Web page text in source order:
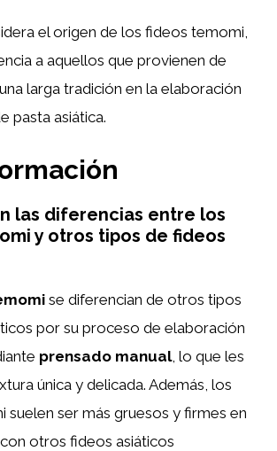
el origen de los fideos temomi,
a aquellos que provienen de
larga tradición en la elaboración
pasta asiática.
las diferencias entre los
y otros tipos de fideos
se diferencian de otros tipos
por su proceso de elaboración
prensado manual, lo que les
única y delicada. Además, los
suelen ser más gruesos y firmes en
otros fideos asiáticos